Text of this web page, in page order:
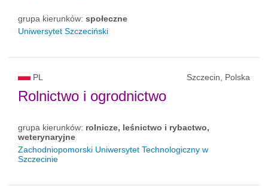
grupa kierunków: społeczne
Uniwersytet Szczeciński
PL Szczecin, Polska
Rolnictwo i ogrodnictwo
grupa kierunków: rolnicze, leśnictwo i rybactwo,
weterynaryjne
Zachodniopomorski Uniwersytet Technologiczny w
Szczecinie